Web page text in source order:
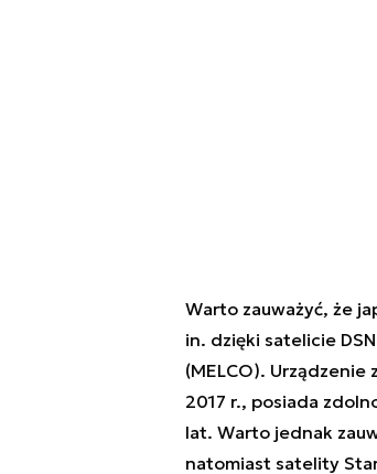
Warto zauważyć, że
in. dzięki satelicie
(MELCO).
2017 r., posiada
lat. Warto jednak
natomiast satelity